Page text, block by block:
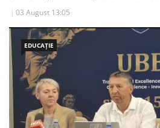
03 August 13:05
EDUCAȚIE